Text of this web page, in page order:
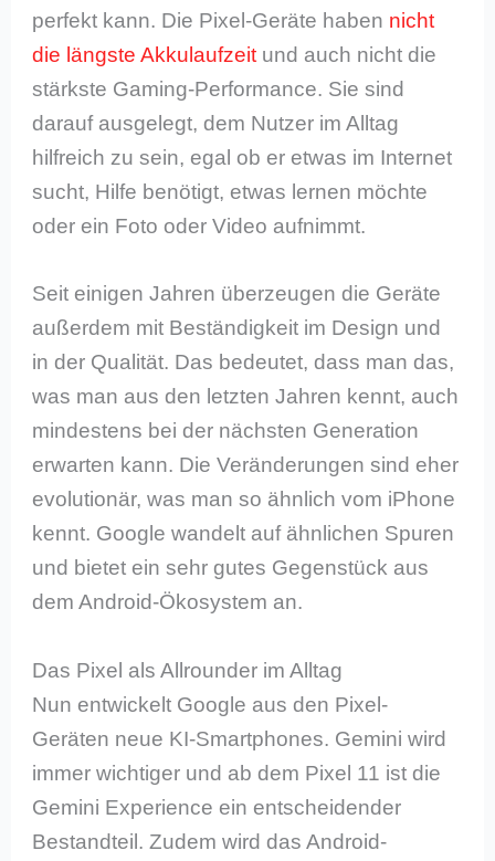
perfekt kann. Die Pixel-Geräte haben nicht
die längste Akkulaufzeit und auch nicht die
stärkste Gaming-Performance. Sie sind
darauf ausgelegt, dem Nutzer im Alltag
hilfreich zu sein, egal ob er etwas im Internet
sucht, Hilfe benötigt, etwas lernen möchte
oder ein Foto oder Video aufnimmt.
Seit einigen Jahren überzeugen die Geräte
außerdem mit Beständigkeit im Design und
in der Qualität. Das bedeutet, dass man das,
was man aus den letzten Jahren kennt, auch
mindestens bei der nächsten Generation
erwarten kann. Die Veränderungen sind eher
evolutionär, was man so ähnlich vom iPhone
kennt. Google wandelt auf ähnlichen Spuren
und bietet ein sehr gutes Gegenstück aus
dem Android-Ökosystem an.
Das Pixel als Allrounder im Alltag
Nun entwickelt Google aus den Pixel-
Geräten neue KI-Smartphones. Gemini wird
immer wichtiger und ab dem Pixel 11 ist die
Gemini Experience ein entscheidender
Bestandteil. Zudem wird das Android-